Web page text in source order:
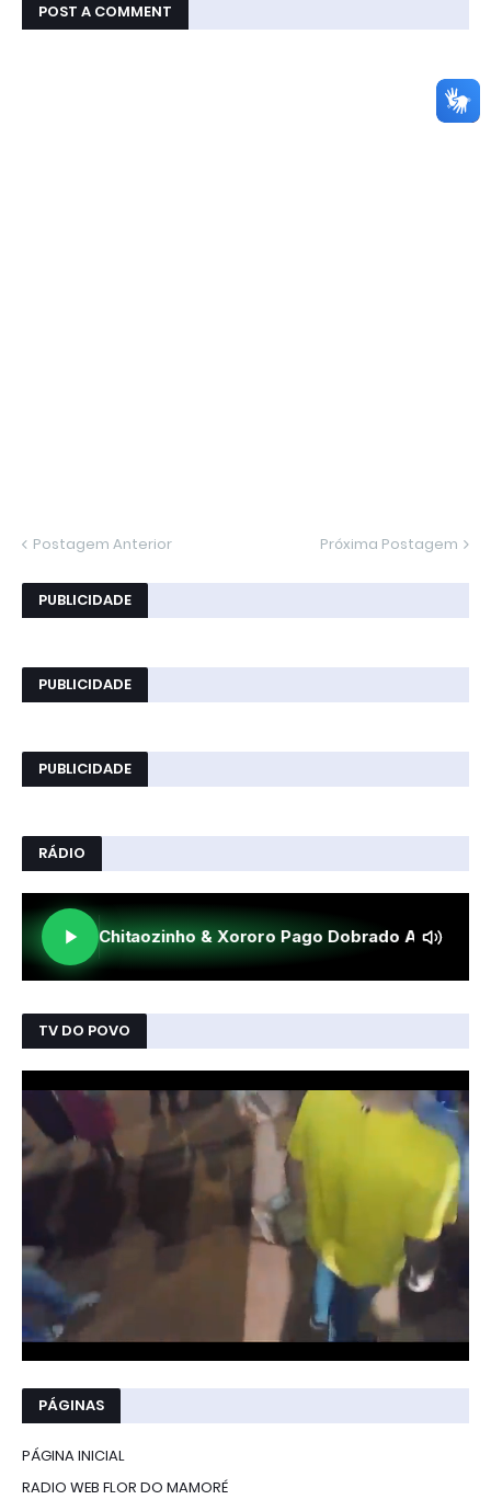
POST A COMMENT
Postagem Anterior Próxima Postagem
PUBLICIDADE
PUBLICIDADE
PUBLICIDADE
RÁDIO
TV DO POVO
PÁGINAS
PÁGINA INICIAL
RADIO WEB FLOR DO MAMORÉ